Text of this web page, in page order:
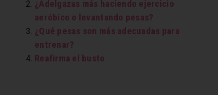
¿Adelgazas más haciendo ejercicio
aeróbico o levantando pesas?
¿Qué pesas son más adecuadas para
entrenar?
Reafirma el busto